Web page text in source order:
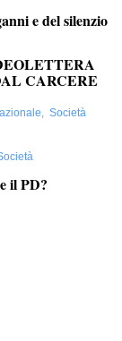
e del silenzio
CARCERE
, Società
il PD?